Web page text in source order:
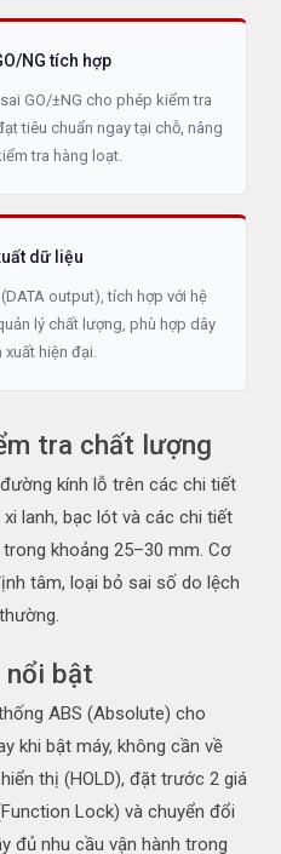
NG tích hợp
GO/±NG cho phép kiểm tra
tiêu chuẩn ngay tại chỗ, nâng
tra hàng loạt.
dữ liệu
output), tích hợp với hệ
lý chất lượng, phù hợp dây
xuất hiện đại.
tra chất lượng
kính lỗ trên các chi tiết
lanh, bạc lót và các chi tiết
khoảng 25–30 mm. Cơ
tâm, loại bỏ sai số do lệch
nổi bật
ABS (Absolute) cho
khi bật máy, không cần về
thị (HOLD), đặt trước 2 giá
Lock) và chuyển đổi
đủ nhu cầu vận hành trong